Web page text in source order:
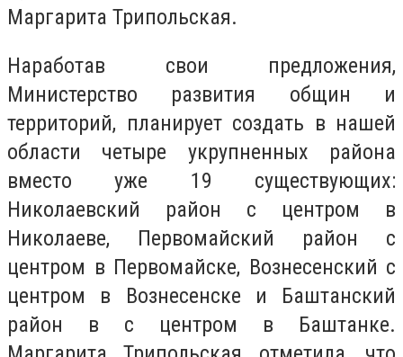
Маргарита Трипольская.
Наработав свои предложения,
Министерство развития общин и
территорий, планирует создать в нашей
области четыре укрупненных района
вместо уже 19 существующих:
Николаевский район с центром в
Николаеве, Первомайский район с
центром в Первомайске, Вознесенский с
центром в Вознесенске и Баштанский
район в с центром в Баштанке.